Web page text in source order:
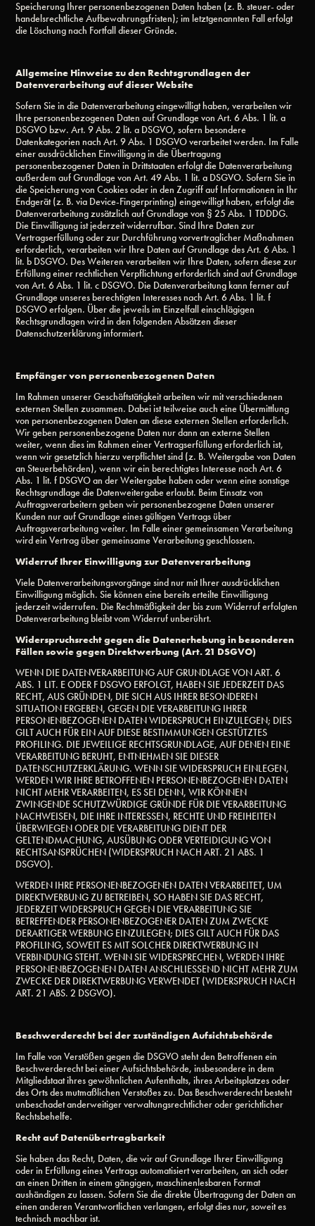
Speicherung Ihrer personenbezogenen Daten haben (z. B. steuer- oder
handelsrechtliche Aufbewahrungsfristen); im letztgenannten Fall erfolgt
die Löschung nach Fortfall dieser Gründe.
Allgemeine Hinweise zu den Rechtsgrundlagen der
Datenverarbeitung auf dieser Website
Sofern Sie in die Datenverarbeitung eingewilligt haben, verarbeiten wir
Ihre personenbezogenen Daten auf Grundlage von Art. 6 Abs. 1 lit. a
DSGVO bzw. Art. 9 Abs. 2 lit. a DSGVO, sofern besondere
Datenkategorien nach Art. 9 Abs. 1 DSGVO verarbeitet werden. Im Falle
einer ausdrücklichen Einwilligung in die Übertragung
personenbezogener Daten in Drittstaaten erfolgt die Datenverarbeitung
außerdem auf Grundlage von Art. 49 Abs. 1 lit. a DSGVO. Sofern Sie in
die Speicherung von Cookies oder in den Zugriff auf Informationen in Ihr
Endgerät (z. B. via Device-Fingerprinting) eingewilligt haben, erfolgt die
Datenverarbeitung zusätzlich auf Grundlage von § 25 Abs. 1 TDDDG.
Die Einwilligung ist jederzeit widerrufbar. Sind Ihre Daten zur
Vertragserfüllung oder zur Durchführung vorvertraglicher Maßnahmen
erforderlich, verarbeiten wir Ihre Daten auf Grundlage des Art. 6 Abs. 1
lit. b DSGVO. Des Weiteren verarbeiten wir Ihre Daten, sofern diese zur
Erfüllung einer rechtlichen Verpflichtung erforderlich sind auf Grundlage
von Art. 6 Abs. 1 lit. c DSGVO. Die Datenverarbeitung kann ferner auf
Grundlage unseres berechtigten Interesses nach Art. 6 Abs. 1 lit. f
DSGVO erfolgen. Über die jeweils im Einzelfall einschlägigen
Rechtsgrundlagen wird in den folgenden Absätzen dieser
Datenschutzerklärung informiert.
Empfänger von personenbezogenen Daten
Im Rahmen unserer Geschäftstätigkeit arbeiten wir mit verschiedenen
externen Stellen zusammen. Dabei ist teilweise auch eine Übermittlung
von personenbezogenen Daten an diese externen Stellen erforderlich.
Wir geben personenbezogene Daten nur dann an externe Stellen
weiter, wenn dies im Rahmen einer Vertragserfüllung erforderlich ist,
wenn wir gesetzlich hierzu verpflichtet sind (z. B. Weitergabe von Daten
an Steuerbehörden), wenn wir ein berechtigtes Interesse nach Art. 6
Abs. 1 lit. f DSGVO an der Weitergabe haben oder wenn eine sonstige
Rechtsgrundlage die Datenweitergabe erlaubt. Beim Einsatz von
Auftragsverarbeitern geben wir personenbezogene Daten unserer
Kunden nur auf Grundlage eines gültigen Vertrags über
Auftragsverarbeitung weiter. Im Falle einer gemeinsamen Verarbeitung
wird ein Vertrag über gemeinsame Verarbeitung geschlossen.
Widerruf Ihrer Einwilligung zur Datenverarbeitung
Viele Datenverarbeitungsvorgänge sind nur mit Ihrer ausdrücklichen
Einwilligung möglich. Sie können eine bereits erteilte Einwilligung
jederzeit widerrufen. Die Rechtmäßigkeit der bis zum Widerruf erfolgten
Datenverarbeitung bleibt vom Widerruf unberührt.
Widerspruchsrecht gegen die Datenerhebung in besonderen
Fällen sowie gegen Direktwerbung (Art. 21 DSGVO)
WENN DIE DATENVERARBEITUNG AUF GRUNDLAGE VON ART. 6
ABS. 1 LIT. E ODER F DSGVO ERFOLGT, HABEN SIE JEDERZEIT DAS
RECHT, AUS GRÜNDEN, DIE SICH AUS IHRER BESONDEREN
SITUATION ERGEBEN, GEGEN DIE VERARBEITUNG IHRER
PERSONENBEZOGENEN DATEN WIDERSPRUCH EINZULEGEN; DIES
GILT AUCH FÜR EIN AUF DIESE BESTIMMUNGEN GESTÜTZTES
PROFILING. DIE JEWEILIGE RECHTSGRUNDLAGE, AUF DENEN EINE
VERARBEITUNG BERUHT, ENTNEHMEN SIE DIESER
DATENSCHUTZERKLÄRUNG. WENN SIE WIDERSPRUCH EINLEGEN,
WERDEN WIR IHRE BETROFFENEN PERSONENBEZOGENEN DATEN
NICHT MEHR VERARBEITEN, ES SEI DENN, WIR KÖNNEN
ZWINGENDE SCHUTZWÜRDIGE GRÜNDE FÜR DIE VERARBEITUNG
NACHWEISEN, DIE IHRE INTERESSEN, RECHTE UND FREIHEITEN
ÜBERWIEGEN ODER DIE VERARBEITUNG DIENT DER
GELTENDMACHUNG, AUSÜBUNG ODER VERTEIDIGUNG VON
RECHTSANSPRÜCHEN (WIDERSPRUCH NACH ART. 21 ABS. 1
DSGVO).
WERDEN IHRE PERSONENBEZOGENEN DATEN VERARBEITET, UM
DIREKTWERBUNG ZU BETREIBEN, SO HABEN SIE DAS RECHT,
JEDERZEIT WIDERSPRUCH GEGEN DIE VERARBEITUNG SIE
BETREFFENDER PERSONENBEZOGENER DATEN ZUM ZWECKE
DERARTIGER WERBUNG EINZULEGEN; DIES GILT AUCH FÜR DAS
PROFILING, SOWEIT ES MIT SOLCHER DIREKTWERBUNG IN
VERBINDUNG STEHT. WENN SIE WIDERSPRECHEN, WERDEN IHRE
PERSONENBEZOGENEN DATEN ANSCHLIESSEND NICHT MEHR ZUM
ZWECKE DER DIREKTWERBUNG VERWENDET (WIDERSPRUCH NACH
ART. 21 ABS. 2 DSGVO).
Beschwerderecht bei der zuständigen Aufsichtsbehörde
Im Falle von Verstößen gegen die DSGVO steht den Betroffenen ein
Beschwerderecht bei einer Aufsichtsbehörde, insbesondere in dem
Mitgliedstaat ihres gewöhnlichen Aufenthalts, ihres Arbeitsplatzes oder
des Orts des mutmaßlichen Verstoßes zu. Das Beschwerderecht besteht
unbeschadet anderweitiger verwaltungsrechtlicher oder gerichtlicher
Rechtsbehelfe.
Recht auf Datenübertragbarkeit
Sie haben das Recht, Daten, die wir auf Grundlage Ihrer Einwilligung
oder in Erfüllung eines Vertrags automatisiert verarbeiten, an sich oder
an einen Dritten in einem gängigen, maschinenlesbaren Format
aushändigen zu lassen. Sofern Sie die direkte Übertragung der Daten an
einen anderen Verantwortlichen verlangen, erfolgt dies nur, soweit es
technisch machbar ist.